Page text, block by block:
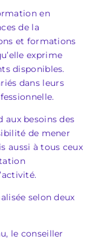
en
de la
et formations
exprime
disponibles.
dans leurs
aux besoins des
de mener
aussi à tous ceux
selon deux
le conseiller